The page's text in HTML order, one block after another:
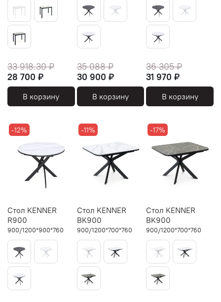
33 918.30 ₽
28 700 ₽
В корзину
35 088 ₽
30 900 ₽
В корзину
36 305 ₽
31 970 ₽
В корзину
-12%
Стол KENNER
R900
900/1200*900*760
-11%
Стол KENNER
BK900
900/1200*700*760
-17%
Стол KENNER
BK900
900/1200*700*760